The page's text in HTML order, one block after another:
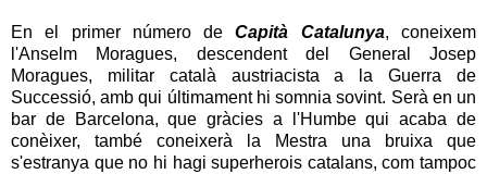
En el primer número deCapità Catalunya, coneixem
l'Anselm Moragues, descendent del General Josep
Moragues, militar català austriacista a la Guerra de
Successió, amb qui últimament hi somnia sovint. Serà en un
bar de Barcelona, que gràcies a l'Humbe qui acaba de
conèixer, també coneixerà la Mestra una bruixa que
s'estranya que no hi hagi superherois catalans, com tampoc